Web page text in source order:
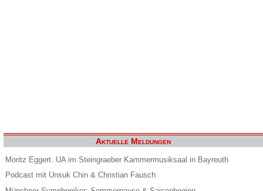
Aktuelle Meldungen
Moritz Eggert. UA im Steingraeber Kammermusiksaal in Bayreuth
Podcast mit Unsuk Chin & Christian Fausch